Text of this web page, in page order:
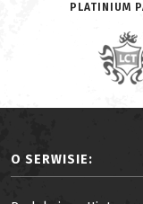
PLATINIUM
O SERWISIE: